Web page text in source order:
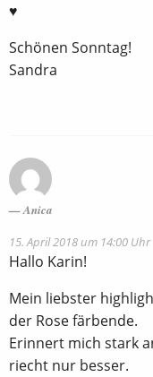
♥
Schönen Sonntag!
Sandra
Anica
15. April 2018 um 14:00 Uhr
Hallo Karin!
Mein liebster
der Rose färbende.
Erinnert mich stark
riecht nur besser.